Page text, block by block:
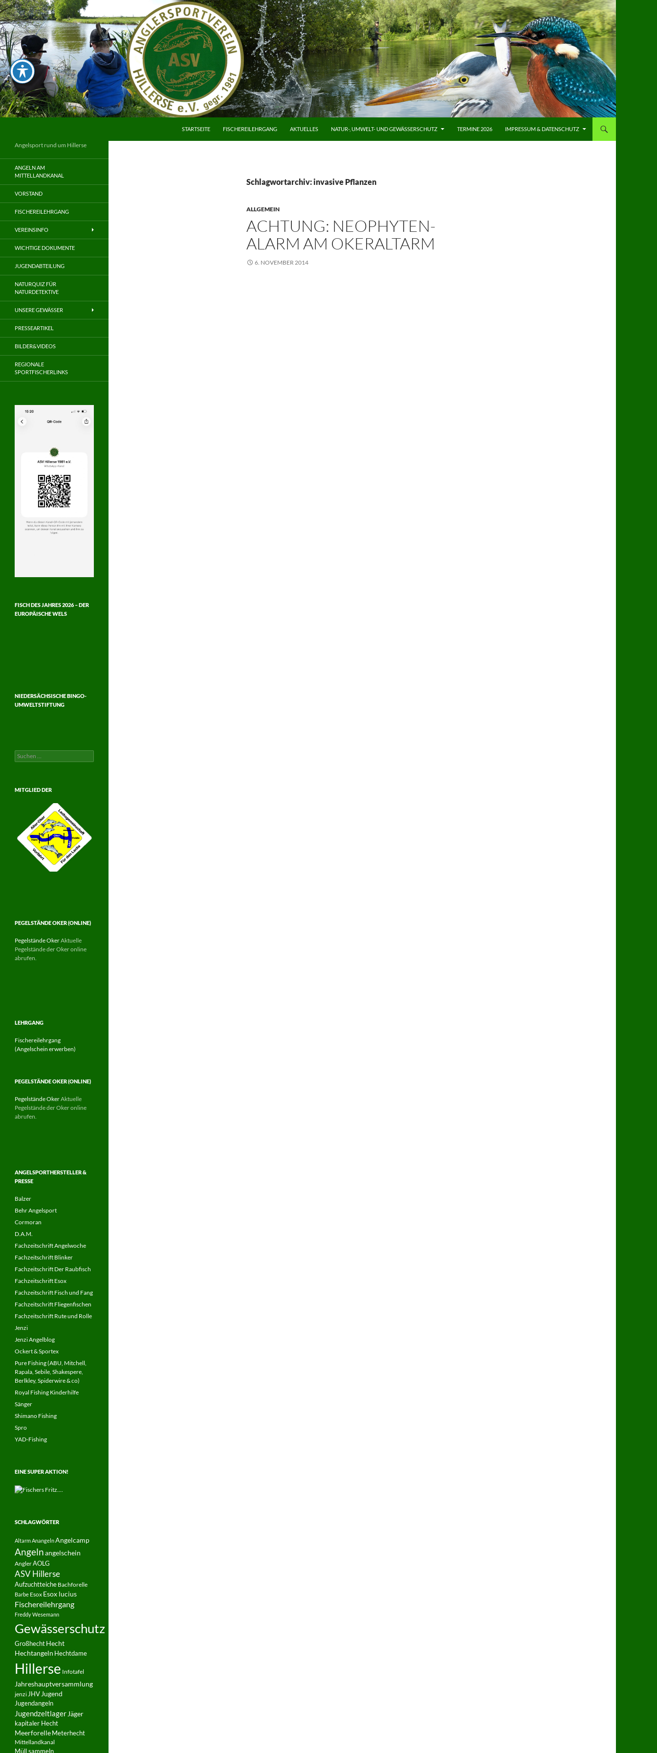
Zum
Inhalt
springen
STARTSEITE FISCHEREILEHRGANG AKTUELLES NATUR-, UMWELT- UND GEWÄSSERSCHUTZ TERMINE 2026 IMPRESSUM & DATENSCHUTZ
Schlagwortarchiv: invasive Pflanzen
ALLGEMEIN
ACHTUNG: NEOPHYTEN-
ALARM AM OKERALTARM
6. NOVEMBER 2014
Angelsport rund um Hillerse
ANGELN AM
MITTELLANDKANAL
VORSTAND
FISCHEREILEHRGANG
VEREINSINFO
WICHTIGE DOKUMENTE
JUGENDABTEILUNG
NATURQUIZ FÜR
NATURDETEKTIVE
UNSERE GEWÄSSER
PRESSEARTIKEL
BILDER&VIDEOS
REGIONALE
SPORTFISCHERLINKS
FISCH DES JAHRES 2026 – DER
EUROPÄISCHE WELS
NIEDERSÄCHSISCHE BINGO-
UMWELTSTIFTUNG
Suchen
nach:
MITGLIED DER
PEGELSTÄNDE OKER (ONLINE)
Pegelstände OkerAktuelle
Pegelstände der Oker online
abrufen.
LEHRGANG
Fischereilehrgang
(Angelschein erwerben)
PEGELSTÄNDE OKER (ONLINE)
Pegelstände OkerAktuelle
Pegelstände der Oker online
abrufen.
ANGELSPORTHERSTELLER &
PRESSE
Balzer
Behr Angelsport
Cormoran
D.A.M.
Fachzeitschrift Angelwoche
Fachzeitschrift Blinker
Fachzeitschrift Der Raubfisch
Fachzeitschrift Esox
Fachzeitschrift Fisch und Fang
Fachzeitschrift Fliegenfischen
Fachzeitschrift Rute und Rolle
Jenzi
Jenzi Angelblog
Ockert & Sportex
Pure Fishing (ABU, Mitchell,
Rapala, Sebile, Shakespere,
Berlkley, Spiderwire & co)
Royal Fishing Kinderhilfe
Sänger
Shimano Fishing
Spro
YAD-Fishing
EINE SUPER AKTION!
SCHLAGWÖRTER
AltarmAnangelnAngelcamp
Angelnangelschein
AnglerAOLG
ASV Hillerse
Aufzuchtteiche Bachforelle
Barbe Esox Esox lucius
Fischereilehrgang
Freddy Wesemann
Gewässerschutz
GroßhechtHecht
Hechtangeln Hechtdame
Hillerse Infotafel
Jahreshauptversammlung
jenzi JHV Jugend
Jugendangeln
Jugendzeltlager Jäger
kapitaler Hecht
MeerforelleMeterhecht
Mittellandkanal
Müll sammeln